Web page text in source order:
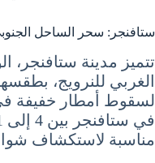
ستافنجر: سحر الساحل
تتميز مدينة ستافنجر،
الغربي للنرويج،
لسقوط أمطار خفيفة
مناسبة لاستكشاف